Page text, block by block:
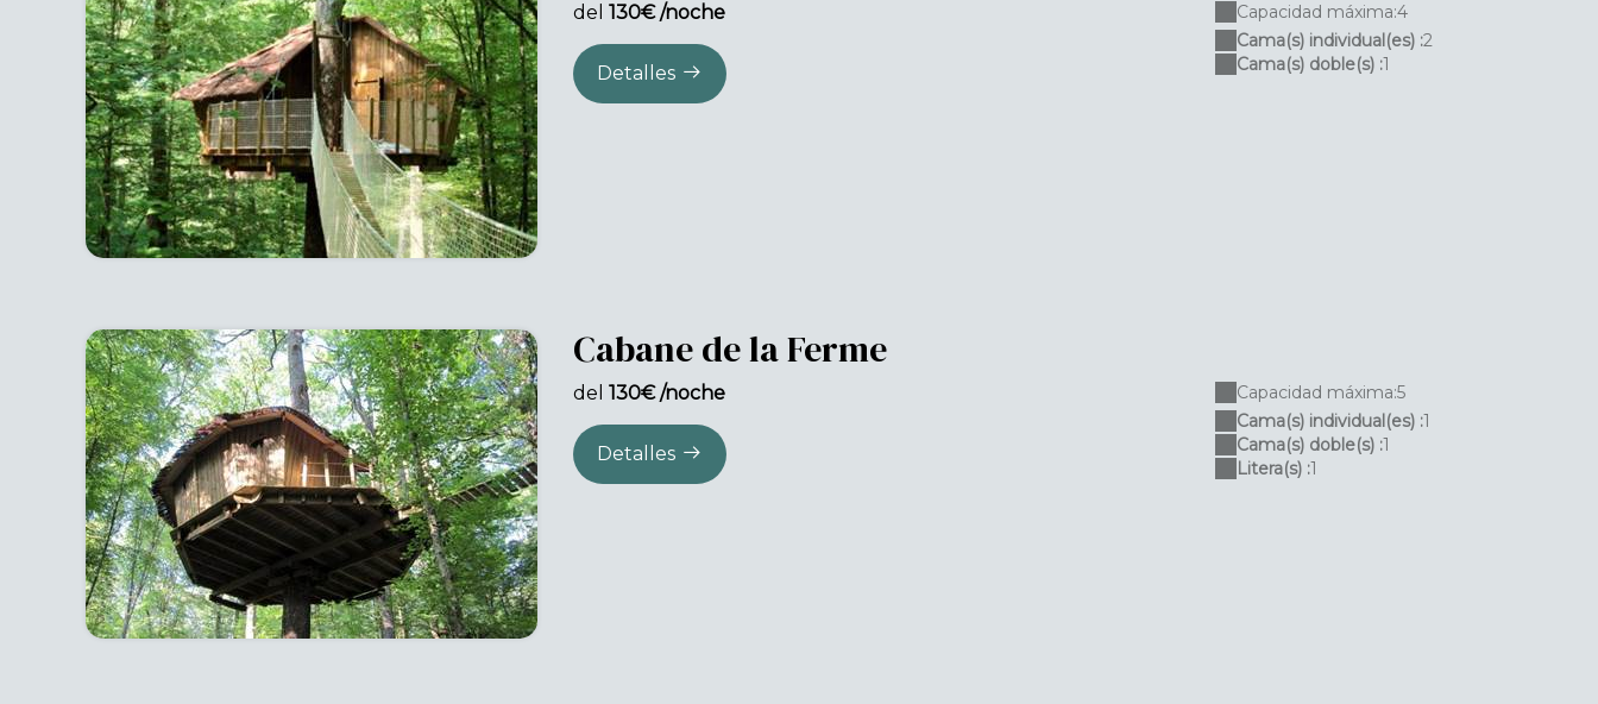
del 130€ /noche
Detalles
Capacidad máxima:4
Cama(s) individual(es) :2
Cama(s) doble(s) :1
Cabane de la Ferme
del 130€ /noche
Detalles
Capacidad máxima:5
Cama(s) individual(es) :1
Cama(s) doble(s) :1
Litera(s) :1